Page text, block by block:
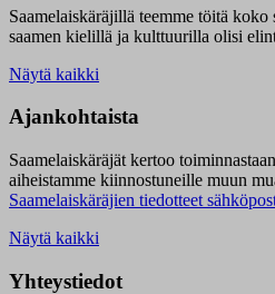
Saamelaiskäräjillä teemme töitä koko
saamen kielillä ja kulttuurilla olisi
Näytä kaikki
Ajankohtaista
Saamelaiskäräjät kertoo
aiheistamme kiinnostuneille muun
Saamelaiskäräjien tiedotteet
Näytä kaikki
Yhteystiedot